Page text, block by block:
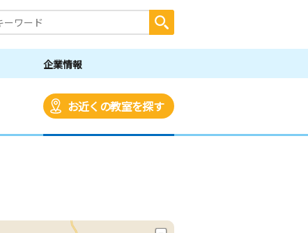
企業情報
お近くの教室を探す